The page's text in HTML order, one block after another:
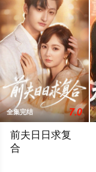
全集完结 7.0
前夫日日求复
合